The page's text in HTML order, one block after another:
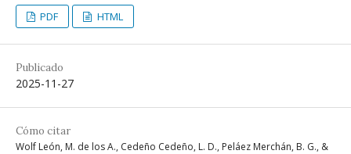
PDF HTML
Publicado
2025-11-27
Cómo citar
Wolf León, M. de los A., Cedeño Cedeño, L. D., Peláez Merchán, B. G., &